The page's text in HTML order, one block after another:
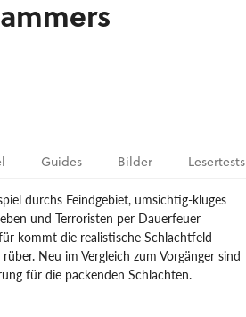
Guides Bilder Lesertests
durchs Feindgebiet, umsichtig-kluges
und Terroristen per Dauerfeuer
kommt die realistische Schlachtfeld-
Neu im Vergleich zum Vorgänger sind
für die packenden Schlachten.